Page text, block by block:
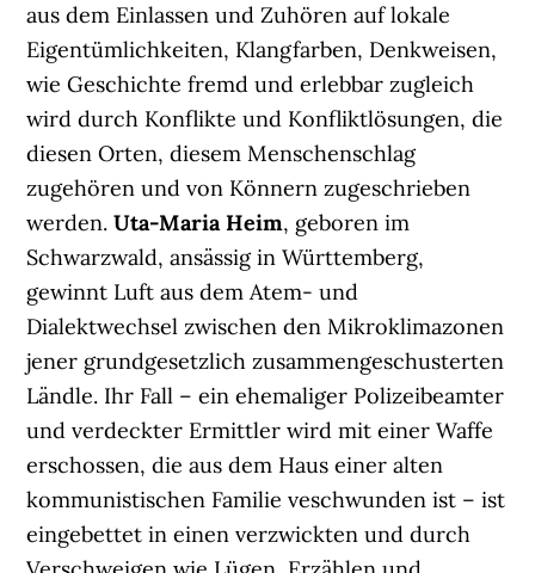
aus dem Einlassen und Zuhören auf lokale
Eigentümlichkeiten, Klangfarben, Denkweisen,
wie Geschichte fremd und erlebbar zugleich
wird durch Konflikte und Konfliktlösungen, die
diesen Orten, diesem Menschenschlag
zugehören und von Könnern zugeschrieben
werden.Uta-Maria Heim, geboren im
Schwarzwald, ansässig in Württemberg,
gewinnt Luft aus dem Atem- und
Dialektwechsel zwischen den Mikroklimazonen
jener grundgesetzlich zusammengeschusterten
Ländle. Ihr Fall – ein ehemaliger Polizeibeamter
und verdeckter Ermittler wird mit einer Waffe
erschossen, die aus dem Haus einer alten
kommunistischen Familie veschwunden ist – ist
eingebettet in einen verzwickten und durch